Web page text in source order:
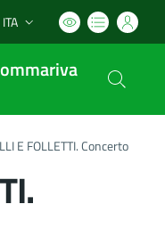
Lingua attiva:
ITA
E FOLLETTI. Concerto